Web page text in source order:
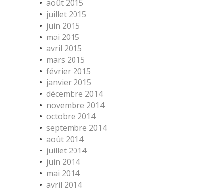
août 2015
juillet 2015
juin 2015
mai 2015
avril 2015
mars 2015
février 2015
janvier 2015
décembre 2014
novembre 2014
octobre 2014
septembre 2014
août 2014
juillet 2014
juin 2014
mai 2014
avril 2014